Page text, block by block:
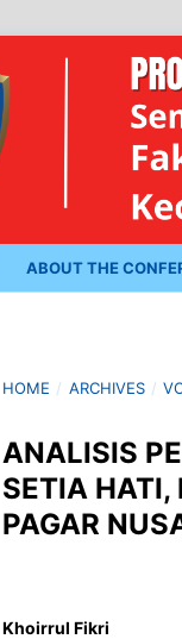
ABOUT THE
HOME / ARCHIVES /
ANALISIS
SETIA HATI,
PAGAR
Khoirrul Fikri